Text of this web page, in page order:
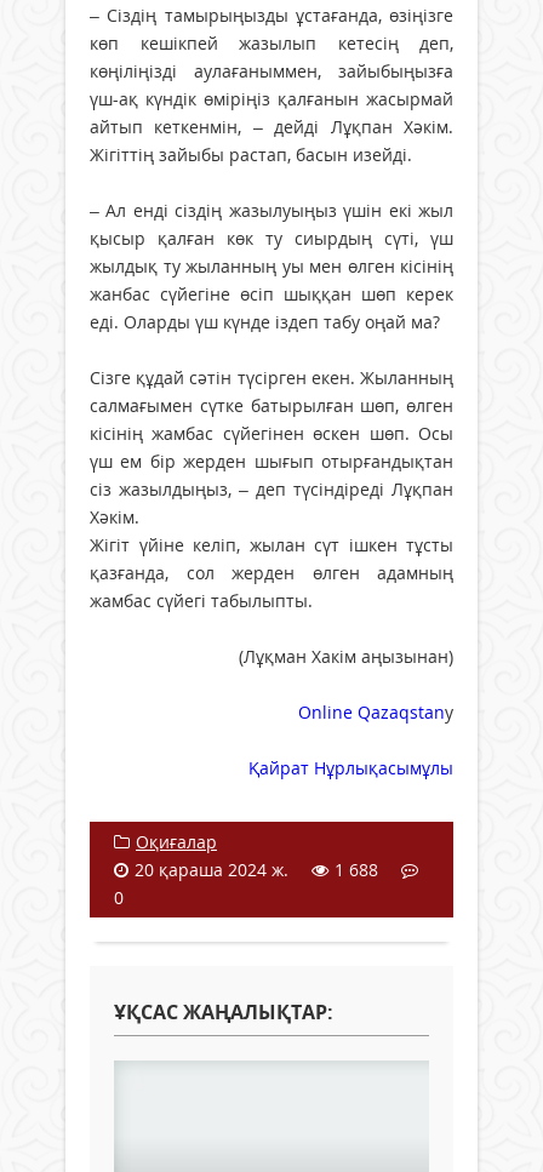
– Сіздің тамырыңызды ұстағанда, өзіңізге
көп кешікпей жазылып кетесің деп,
көңіліңізді аулағаныммен, зайыбыңызға
үш-ақ күндік өміріңіз қалғанын жасырмай
айтып кеткенмін, – дейді Лұқпан Хәкім.
Жігіттің зайыбы растап, басын изейді.
– Ал енді сіздің жазылуыңыз үшін екі жыл
қысыр қалған көк ту сиырдың сүті, үш
жылдық ту жыланның уы мен өлген кісінің
жанбас сүйегіне өсіп шыққан шөп керек
еді. Оларды үш күнде іздеп табу оңай ма?
Сізге құдай сәтін түсірген екен. Жыланның
салмағымен сүтке батырылған шөп, өлген
кісінің жамбас сүйегінен өскен шөп. Осы
үш ем бір жерден шығып отырғандықтан
сіз жазылдыңыз, – деп түсіндіреді Лұқпан
Хәкім.
Жігіт үйіне келіп, жылан сүт ішкен тұсты
қазғанда, сол жерден өлген адамның
жамбас сүйегі табылыпты.
(Лұқман Хакім аңызынан)
Online Qazaqstany
Қайрат Нұрлықасымұлы
Оқиғалар
20 қараша 2024 ж.
1 688
0
ҰҚСАС ЖАҢАЛЫҚТАР: